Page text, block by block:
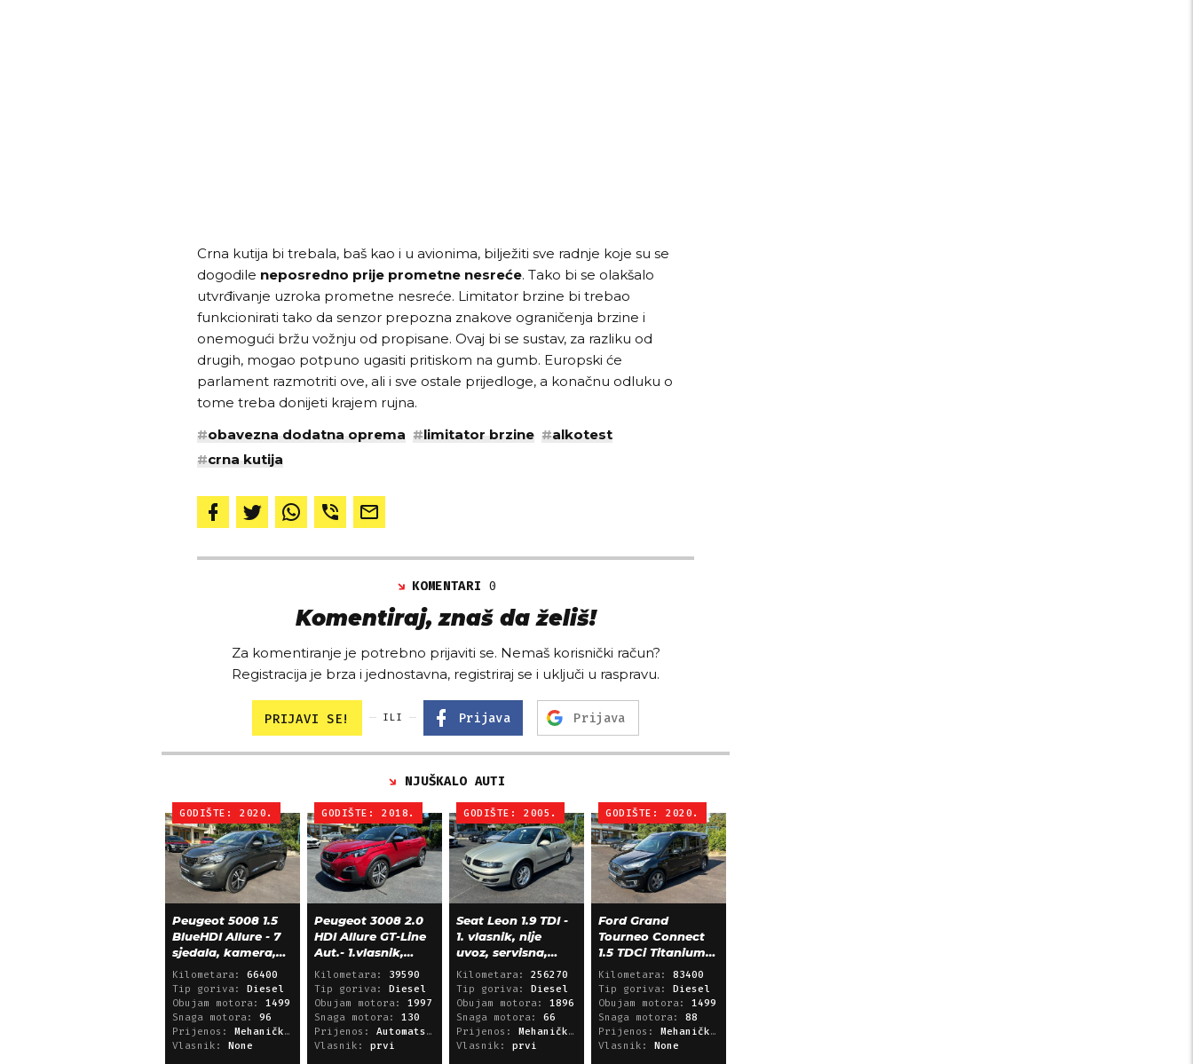
Crna kutija bi trebala, baš kao i u avionima, bilježiti sve radnje koje su se
dogodile neposredno prije prometne nesreće. Tako bi se olakšalo
utvrđivanje uzroka prometne nesreće. Limitator brzine bi trebao
funkcionirati tako da senzor prepozna znakove ograničenja brzine i
onemogući bržu vožnju od propisane. Ovaj bi se sustav, za razliku od
drugih, mogao potpuno ugasiti pritiskom na gumb. Europski će
parlament razmotriti ove, ali i sve ostale prijedloge, a konačnu odluku o
tome treba donijeti krajem rujna.
#obavezna dodatna oprema #limitator brzine #alkotest
#crna kutija
KOMENTARI0
Komentiraj, znaš da želiš!
Za komentiranje je potrebno prijaviti se. Nemaš korisnički račun?
Registracija je brza i jednostavna, registriraj se i uključi u raspravu.
PRIJAVI SE! ILI Prijava Prijava
NJUŠKALO AUTI
GODIŠTE: 2020.
Peugeot 5008 1.5
BlueHDI Allure - 7
sjedala, kamera,
alu 18, 66.000 km
Kilometara: 66400
Tip goriva: Diesel
Obujam motora: 1499
Snaga motora: 96
Prijenos: Mehanički mjenjač
Vlasnik: None
GODIŠTE: 2020.
Ford Grand
Tourneo Connect
1.5 TDCi Titanium
L2 - panorama,
navigacija
Kilometara: 83400
Tip goriva: Diesel
Obujam motora: 1499
Snaga motora: 88
Prijenos: Mehanički mjenjač
Vlasnik: None
GODIŠTE: 2018.
Peugeot 3008 2.0
HDI Allure GT-Line
Aut.- 1.vlasnik,
39.600 km!
Kilometara: 39590
Tip goriva: Diesel
Obujam motora: 1997
Snaga motora: 130
Prijenos: Automatski sekvencijski
Vlasnik: prvi
GODIŠTE: 2005.
Seat Leon 1.9 TDI -
1. vlasnik, nije
uvoz, servisna,
klima, alu 15"
Kilometara: 256270
Tip goriva: Diesel
Obujam motora: 1896
Snaga motora: 66
Prijenos: Mehanički mjenjač
Vlasnik: prvi